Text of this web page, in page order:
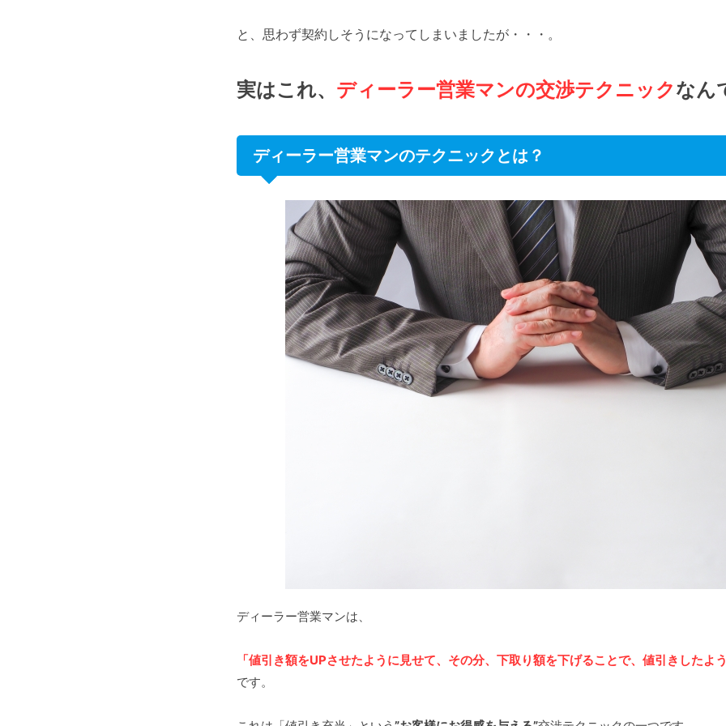
と、思わず契約しそうになってしまいましたが・・・。
実はこれ、 ディーラー営業マンの交渉テクニックなん
ディーラー営業マンのテクニックとは？
ディーラー営業マンは、
「値引き額をUPさせたように見せて、その分、下取り額を下げることで、値引きしたよ
です。